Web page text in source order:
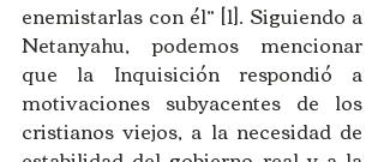
enemistarlas con él” [1]. Siguiendo a
Netanyahu, podemos mencionar
que la Inquisición respondió a
motivaciones subyacentes de los
cristianos viejos, a la necesidad de